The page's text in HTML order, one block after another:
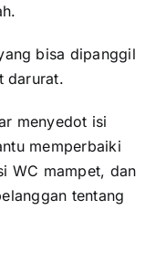
bisa dipanggil
darurat.
menyedot isi
memperbaiki
WC mampet, dan
tentang